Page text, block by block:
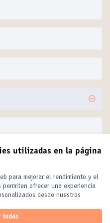
utilizadas en la página
para mejorar el rendimiento y el
permiten ofrecer una experiencia
desde nuestros
todas
X en Facebook
en YouTube